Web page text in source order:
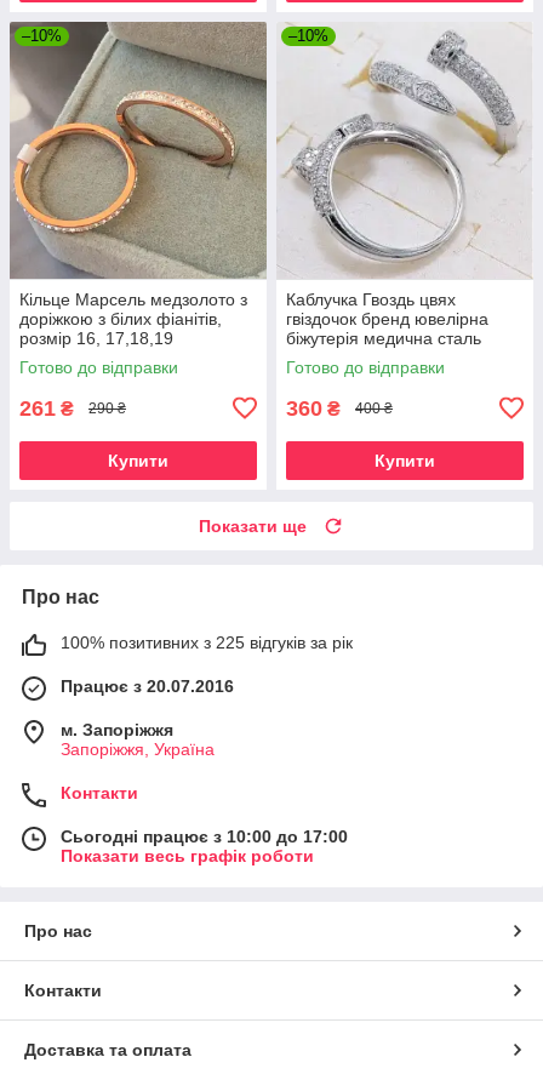
–10%
Кільце Марсель медзолото з
доріжкою з білих фіанітів,
розмір 16, 17,18,19
Готово до відправки
261 ₴ 290 ₴
Купити
–10%
Каблучка Гвоздь цвях
гвіздочок бренд ювелірна
біжутерія медична сталь
колір срібло
Готово до відправки
360 ₴ 400 ₴
Купити
Показати ще
Про нас
100% позитивних з 225 відгуків за рік
Працює з 20.07.2016
м. Запоріжжя
Запоріжжя, Україна
Контакти
Сьогодні працює з 10:00 до 17:00
Показати весь графік роботи
Про нас
Контакти
Доставка та оплата